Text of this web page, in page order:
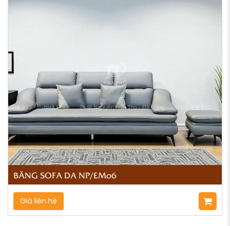
BĂNG SOFA DA NP/EM06
Giá liên hệ